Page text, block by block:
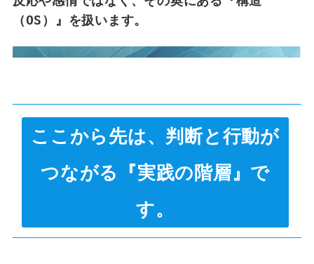
（OS）』を扱います。
ここから先は、判断と行動が
つながる『実践の階層』で
す。